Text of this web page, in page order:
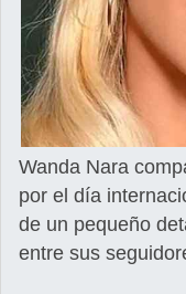
Wanda Nara
por el día
de un pequeño
entre sus